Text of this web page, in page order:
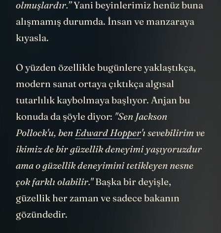
olmuşlardır.”Yani beyinlerimiz henüz buna
alışmamış durumda. İnsan ve manzaraya
kıyasla.
O yüzden özellikle bugünlere yaklaştıkça,
modern sanat ortaya çıktıkça algısal
tutarlılık kaybolmaya başlıyor. Anjan bu
konuda da şöyle diyor: "Sen Jackson
Pollock'u, ben Edward Hopper'ı sevebilirim ve
ikimiz de bir güzellik deneyimi yaşıyoruzdur
ama o güzellik deneyimini tetikleyen nesne
çok farklı olabilir."Başka bir deyişle,
güzellik her zaman ve sadece bakanın
gözündedir.